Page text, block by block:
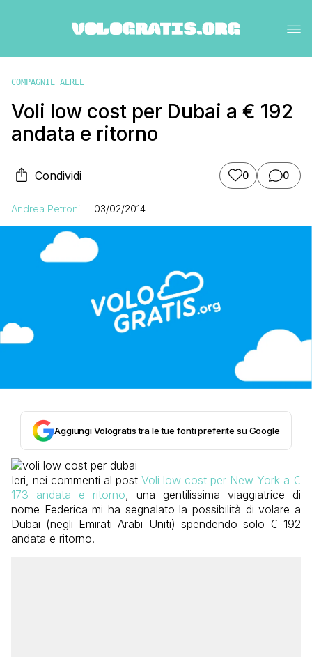
COMPAGNIE AEREE
Voli low cost per Dubai a € 192
andata e ritorno
Condividi 0 0
Andrea Petroni 03/02/2014
Aggiungi Vologratis tra le tue fonti preferite su Google
Ieri, nei commenti al post Voli low cost per New York a €
173 andata e ritorno, una gentilissima viaggiatrice di
nome Federica mi ha segnalato la possibilità di volare a
Dubai (negli Emirati Arabi Uniti) spendendo solo € 192
andata e ritorno.